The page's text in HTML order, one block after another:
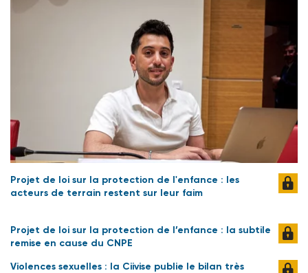
Projet de loi sur la protection de l'enfance : les
acteurs de terrain restent sur leur faim
Projet de loi sur la protection de l’enfance : la subtile
remise en cause du CNPE
Violences sexuelles : la Ciivise publie le bilan très